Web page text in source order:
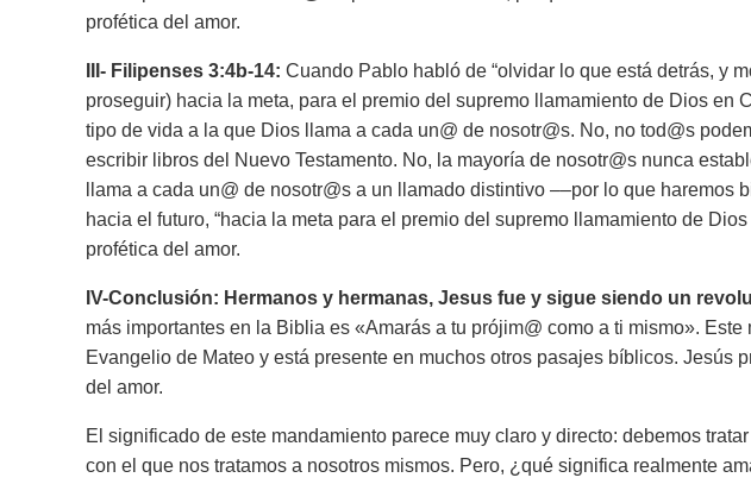
profética del amor.
III- Filipenses 3:4b-14: Cuando Pablo habló de “olvidar lo que está detrás, y
proseguir) hacia la meta, para el premio del supremo llamamiento de Dios en
tipo de vida a la que Dios llama a cada un@ de nosotr@s. No, no tod@s
escribir libros del Nuevo Testamento. No, la mayoría de nosotr@s nunca
llama a cada un@ de nosotr@s a un llamado distintivo ––por lo que haremos
hacia el futuro, “hacia la meta para el premio del supremo llamamiento de
profética del amor.
IV-Conclusión: Hermanos y hermanas, Jesus fue y sigue siendo un
más importantes en la Biblia es «Amarás a tu prójim@ como a ti mismo». Este
Evangelio de Mateo y está presente en muchos otros pasajes bíblicos. Jesús
del amor.
El significado de este mandamiento parece muy claro y directo: debemos
con el que nos tratamos a nosotros mismos. Pero, ¿qué significa realmente